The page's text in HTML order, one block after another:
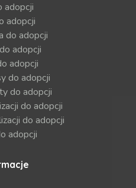
adopcji
adopcji
do adopcji
adopcji
adopcji
do adopcji
do adopcji
do adopcji
do adopcji
adopcji